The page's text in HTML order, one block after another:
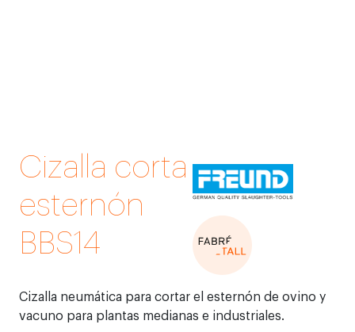
Cizalla corta
esternón
BBS14
Cizalla neumática para cortar el esternón de ovino y
vacuno para plantas medianas e industriales.